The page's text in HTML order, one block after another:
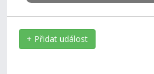
+ Přidat událost